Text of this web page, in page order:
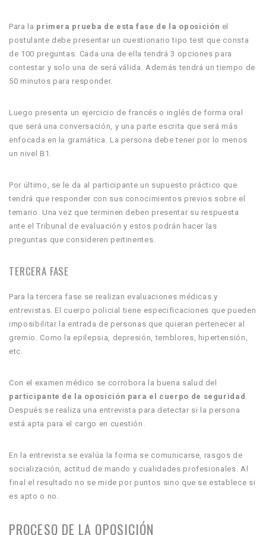
Para la primera prueba de esta fase de la oposición el
postulante debe presentar un cuestionario tipo test que consta
de 100 preguntas. Cada una de ella tendrá 3 opciones para
contestar y solo una de será válida. Además tendrá un tiempo de
50 minutos para responder.
Luego presenta un ejercicio de francés o inglés de forma oral
que será una conversación, y una parte escrita que será más
enfocada en la gramática. La persona debe tener por lo menos
un nivel B1.
Por último, se le da al participante un supuesto práctico que
tendrá que responder con sus conocimientos previos sobre el
temario. Una vez que terminen deben presentar su respuesta
ante el Tribunal de evaluación y estos podrán hacer las
preguntas que consideren pertinentes.
TERCERA FASE
Para la tercera fase se realizan evaluaciones médicas y
entrevistas. El cuerpo policial tiene especificaciones que pueden
imposibilitar la entrada de personas que quieran pertenecer al
gremio. Como la epilepsia, depresión, temblores, hipertensión,
etc.
Con el examen médico se corrobora la buena salud del
participante de la oposición para el cuerpo de seguridad
Después se realiza una entrevista para detectar si la persona
está apta para el cargo en cuestión.
En la entrevista se evalúa la forma se comunicarse, rasgos de
socialización, actitud de mando y cualidades profesionales. Al
final el resultado no se mide por puntos sino que se establece si
es apto o no.
PROCESO DE LA OPOSICIÓN